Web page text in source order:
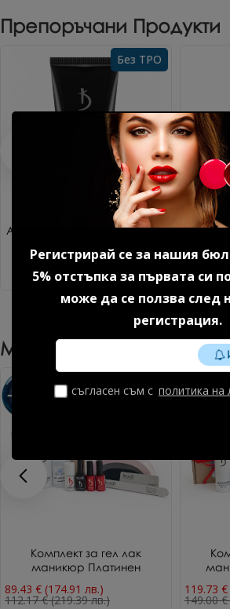
Регистрирай се за нашия
5% отстъпка за първата си
може да се ползва след
регистрация.
съгласен съм с политика на
Препоръчани Продукти
Без TPO
Акригел Sparkle mood №1 15
14.85 € (29.04 лв.)
Може Да Харесате
-20%
Комплект за гел лак
маникюр Платинен
89.43 € (174.91 лв.)
112.17 € (219.39 лв.)
-20%
119.73
149.00